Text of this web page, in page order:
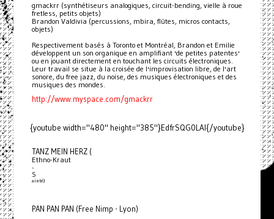
gmackrr (synthétiseurs analogiques, circuit-bending, vielle à roue
fretless, petits objets)
Brandon Valdivia (percussions, mbira, flûtes, micros contacts,
objets)
Respectivement basés à Toronto et Montréal, Brandon et Emilie
développent un son organique en amplifiant 'de petites patentes'
ou en jouant directement en touchant les circuits électroniques.
Leur travail se situe à la croisée de l'improvisation libre, de l'art
sonore, du free jazz, du noise, des musiques électroniques et des
musiques des mondes.
http://www.myspace.com/gmackrr
{youtube width="480" height="385"}EdfrSQG0LAI{/youtube}
TANZ MEIN HERZ (
Ethno-Kraut
-
S
ainté)
PAN PAN PAN (Free Nimp - Lyon)